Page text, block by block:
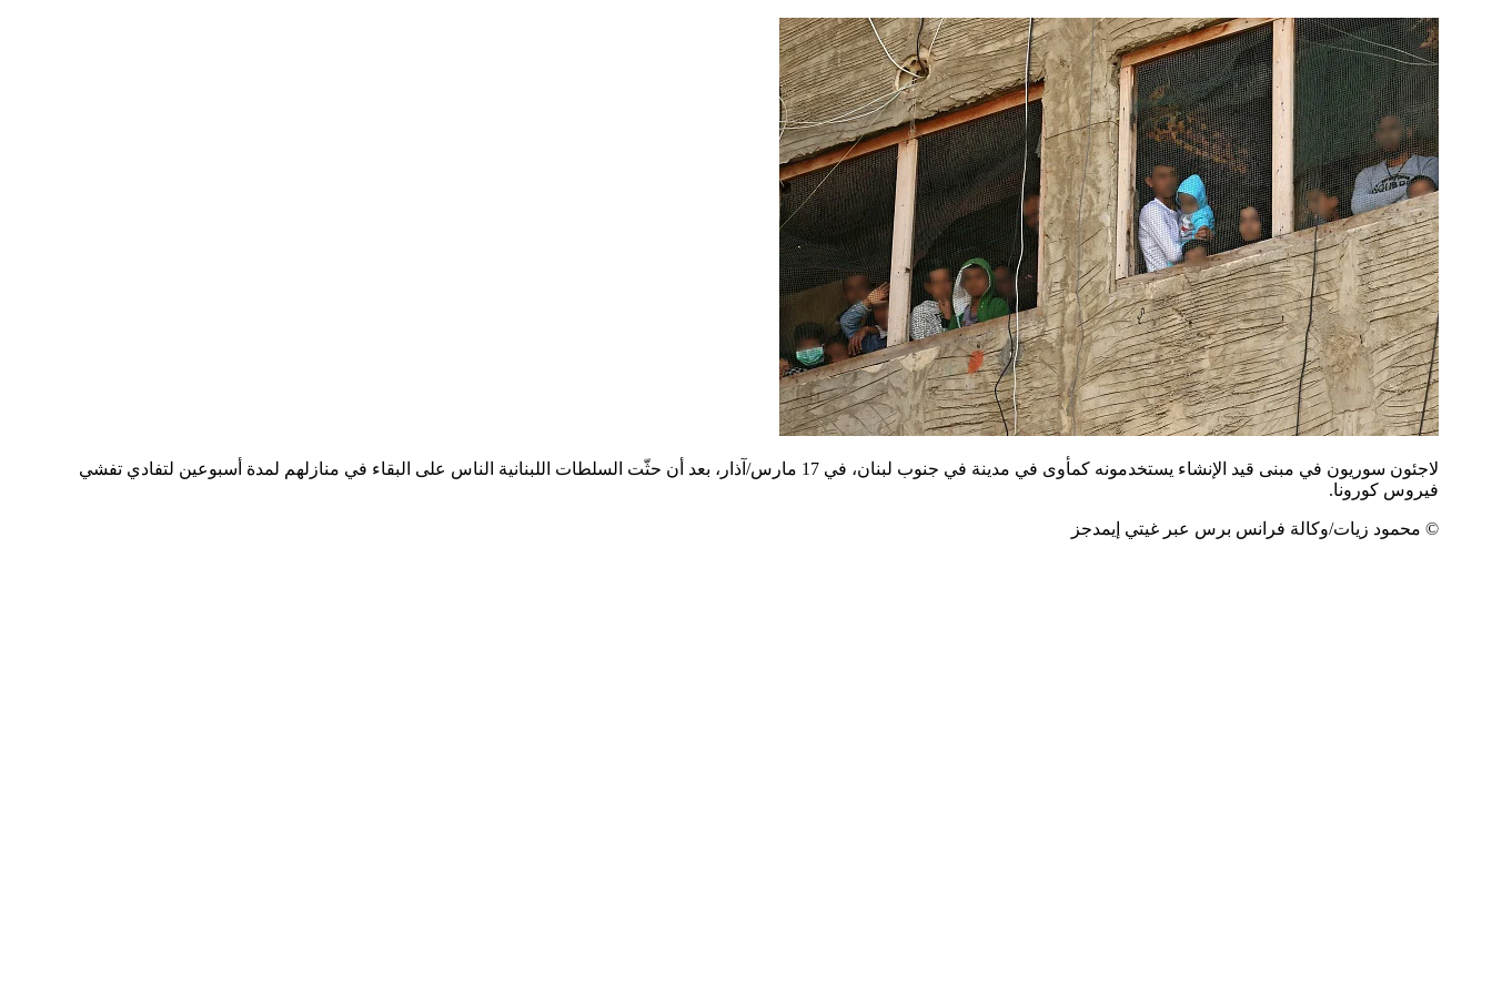
لاجئون سوريون في مبنى قيد الإنشاء يستخدمونه كمأوى في مدينة في جنوب لبنان، في 17 مارس/آذار، بعد أن حثّت السلطات اللبنانية الناس على البقاء في منازلهم لمدة أسبوعين لتفادي تفشي
فيروس كورونا.
© محمود زيات/وكالة فرانس برس عبر غيتي إيمدجز